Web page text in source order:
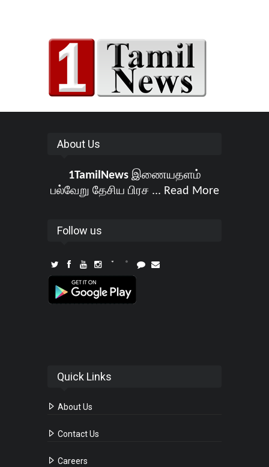
About Us
1TamilNewsஇணையதளம்
பல்வேறு தேசிய பிரச ... Read More
Follow us
Quick Links
About Us
Contact Us
Careers